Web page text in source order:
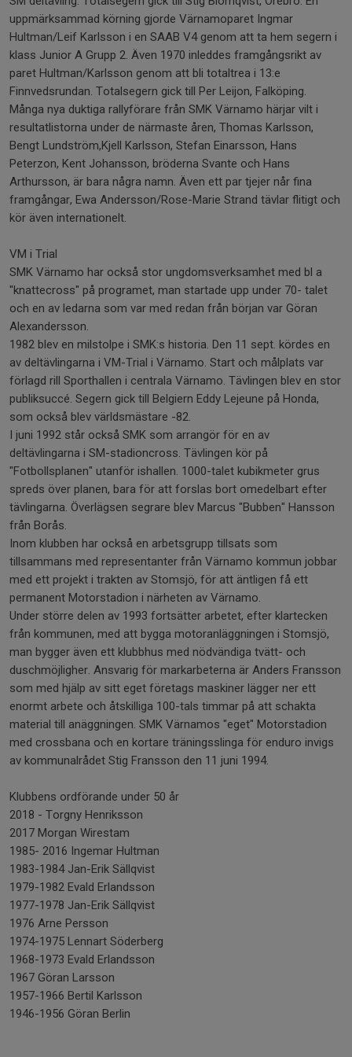
uppmärksammad körning gjorde Värnamoparet Ingmar
Hultman/Leif Karlsson i en SAAB V4 genom att ta hem segern i
klass Junior A Grupp 2. Även 1970 inleddes framgångsrikt av
paret Hultman/Karlsson genom att bli totaltrea i 13:e
Finnvedsrundan. Totalsegern gick till Per Leijon, Falköping.
Många nya duktiga rallyförare från SMK Värnamo härjar vilt i
resultatlistorna under de närmaste åren, Thomas Karlsson,
Bengt Lundström,Kjell Karlsson, Stefan Einarsson, Hans
Peterzon, Kent Johansson, bröderna Svante och Hans
Arthursson, är bara några namn. Även ett par tjejer når fina
framgångar, Ewa Andersson/Rose-Marie Strand tävlar flitigt och
kör även internationelt.
VM i Trial
SMK Värnamo har också stor ungdomsverksamhet med bl a
"knattecross" på programet, man startade upp under 70- talet
och en av ledarna som var med redan från början var Göran
Alexandersson.
1982 blev en milstolpe i SMK:s historia. Den 11 sept. kördes en
av deltävlingarna i VM-Trial i Värnamo. Start och målplats var
förlagd rill Sporthallen i centrala Värnamo. Tävlingen blev en stor
publiksuccé. Segern gick till Belgiern Eddy Lejeune på Honda,
som också blev världsmästare -82.
I juni 1992 står också SMK som arrangör för en av
deltävlingarna i SM-stadioncross. Tävlingen kör på
"Fotbollsplanen" utanför ishallen. 1000-talet kubikmeter grus
spreds över planen, bara för att forslas bort omedelbart efter
tävlingarna. Överlägsen segrare blev Marcus "Bubben" Hansson
från Borås.
Inom klubben har också en arbetsgrupp tillsats som
tillsammans med representanter från Värnamo kommun jobbar
med ett projekt i trakten av Stomsjö, för att äntligen få ett
permanent Motorstadion i närheten av Värnamo.
Under större delen av 1993 fortsätter arbetet, efter klartecken
från kommunen, med att bygga motoranläggningen i Stomsjö,
man bygger även ett klubbhus med nödvändiga tvätt- och
duschmöjligher. Ansvarig för markarbeterna är Anders Fransson
som med hjälp av sitt eget företags maskiner lägger ner ett
enormt arbete och åtskilliga 100-tals timmar på att schakta
material till anäggningen. SMK Värnamos "eget" Motorstadion
med crossbana och en kortare träningsslinga för enduro invigs
av kommunalrådet Stig Fransson den 11 juni 1994.
Klubbens ordförande under 50 år
2018 - Torgny Henriksson
2017 Morgan Wirestam
1985- 2016 Ingemar Hultman
1983-1984 Jan-Erik Sällqvist
1979-1982 Evald Erlandsson
1977-1978 Jan-Erik Sällqvist
1976 Arne Persson
1974-1975 Lennart Söderberg
1968-1973 Evald Erlandsson
1967 Göran Larsson
1957-1966 Bertil Karlsson
1946-1956 Göran Berlin